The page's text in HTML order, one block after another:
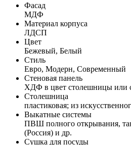
Фасад
МДФ
Материал корпуса
ЛДСП
Цвет
Бежевый, Белый
Стиль
Евро, Модерн, Современный
Стеновая панель
ХДФ в цвет столешницы или
Столешница
пластиковая; из
Выкатные системы
ПВШ полного открывания,
(Россия) и др.
Сушка для посуды